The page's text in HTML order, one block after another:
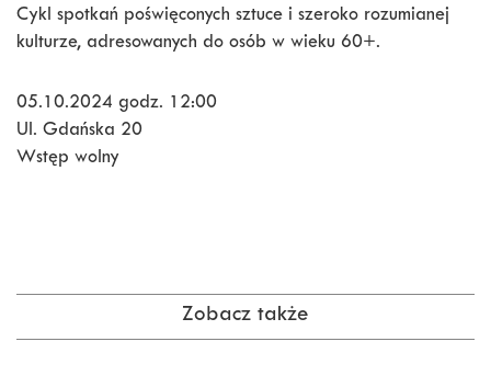
Cykl spotkań poświęconych sztuce i szeroko rozumianej
kulturze, adresowanych do osób w wieku 60+.
05.10.2024 godz. 12:00
Ul. Gdańska 20
Wstęp wolny
Zobacz także